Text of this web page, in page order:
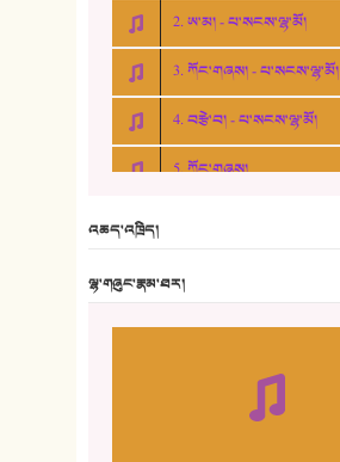
2. ཨ་མ། - པ་སངས་ལྷ་མོ།
3. ཀོང་གཞས། - པ་སངས་ལྷ་མོ།
4. བརྩེ་བ། - པ་སངས་ལྷ་མོ།
5. ཀོང་གཞས།
10. ཆང་གཞས། ༣
འཆད་འཁྲིད།
ལྷ་གཞུང་རྣམ་ཐར།